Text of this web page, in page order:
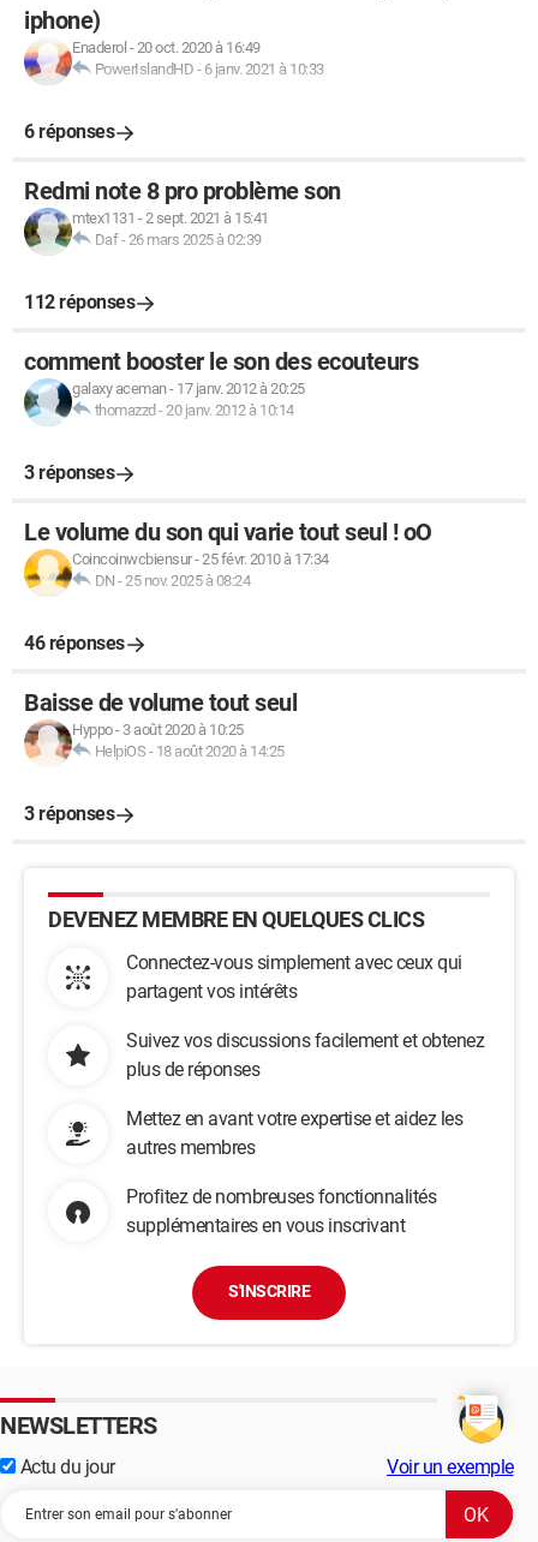
iphone)
Enaderol -20 oct. 2020 à 16:49
PowerIslandHD - 6 janv. 2021 à 10:33
6 réponses
Redmi note 8 pro problème son
mtex1131 -2 sept. 2021 à 15:41
Daf-26 mars 2025 à 02:39
112 réponses
comment booster le son des ecouteurs
galaxy aceman- 17 janv. 2012 à 20:25
thomazzd -20 janv. 2012 à 10:14
3 réponses
Le volume du son qui varie tout seul ! oO
Coincoinwcbiensur-25 févr. 2010 à 17:34
DN -25 nov. 2025 à 08:24
46 réponses
Baisse de volume tout seul
Hyppo- 3 août 2020 à 10:25
HelpiOS - 18 août 2020 à 14:25
3 réponses
DEVENEZ MEMBRE EN QUELQUES CLICS
Connectez-vous simplement avec ceux qui
partagent vos intérêts
Suivez vos discussions facilement et obtenez
plus de réponses
Mettez en avant votre expertise et aidez les
autres membres
Profitez de nombreuses fonctionnalités
supplémentaires en vous inscrivant
S'INSCRIRE
NEWSLETTERS
Actu du jour Voir un exemple